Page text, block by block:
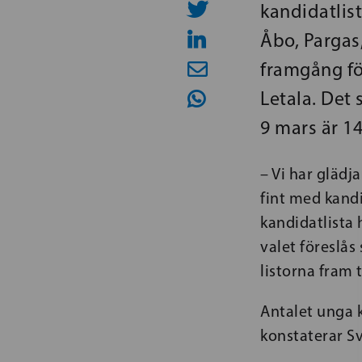
Åbo,
framgång
Letala. Det
9 mars är
– Vi har
fint med
kandidatlista
valet
listorna fram
Antalet unga
konstaterar